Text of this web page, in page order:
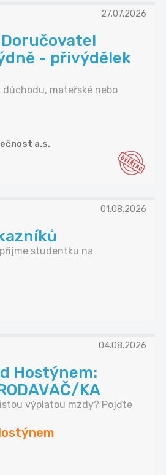
27.07.2026
Doručovatel
- přivýdělek
důchodu, mateřské nebo
a.s.
01.08.2026
studentku na
04.08.2026
Hostýnem:
KA
výplatou mzdy? Pojďte